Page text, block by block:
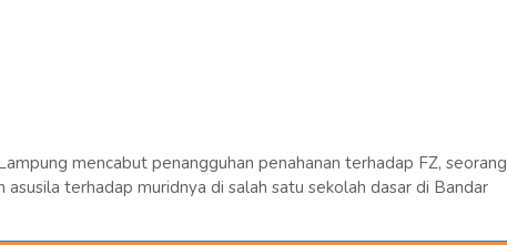
mencabut penangguhan penahanan terhadap FZ, seorang
terhadap muridnya di salah satu sekolah dasar di Bandar